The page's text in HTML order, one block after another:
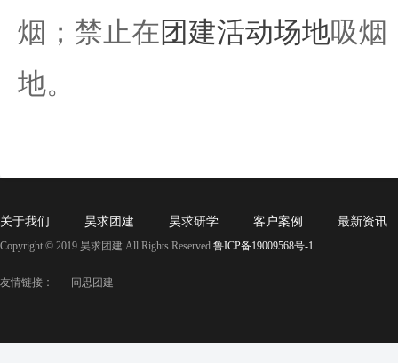
烟；禁止在团建活动场地吸烟
地。
关于我们 昊求团建 昊求研学 客户案例 最新资讯
Copyright © 2019 昊求团建 All Rights Reserved 鲁ICP备19009568号-1
友情链接： 同思团建